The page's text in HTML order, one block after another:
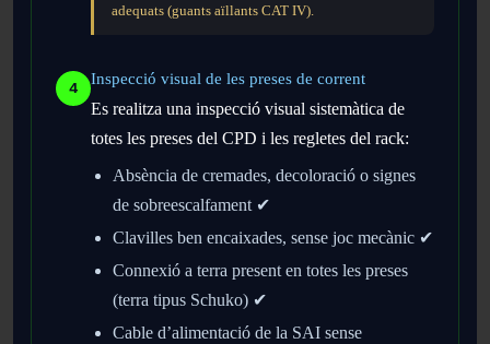
adequats (guants aïllants CAT IV).
4
Inspecció visual de les preses de corrent
Es realitza una inspecció visual sistemàtica de
totes les preses del CPD i les regletes del rack:
Absència de cremades, decoloració o signes
de sobreescalfament ✔
Clavilles ben encaixades, sense joc mecànic ✔
Connexió a terra present en totes les preses
(terra tipus Schuko) ✔
Cable d’alimentació de la SAI sense